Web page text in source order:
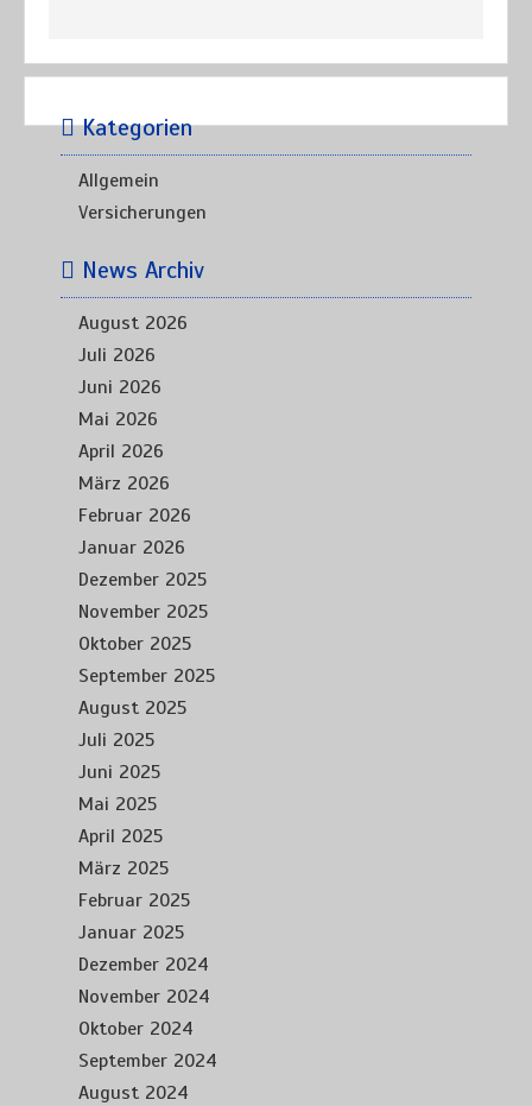
Kategorien
Allgemein
Versicherungen
News Archiv
August 2026
Juli 2026
Juni 2026
Mai 2026
April 2026
März 2026
Februar 2026
Januar 2026
Dezember 2025
November 2025
Oktober 2025
September 2025
August 2025
Juli 2025
Juni 2025
Mai 2025
April 2025
März 2025
Februar 2025
Januar 2025
Dezember 2024
November 2024
Oktober 2024
September 2024
August 2024